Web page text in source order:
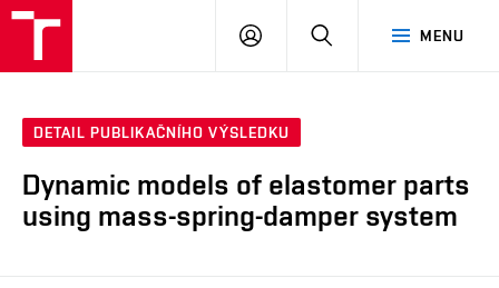
MENU
PŘIHLÁSIT
DETAIL PUBLIKAČNÍHO VÝSLEDKU
Dynamic models of elastomer parts
using mass-spring-damper system